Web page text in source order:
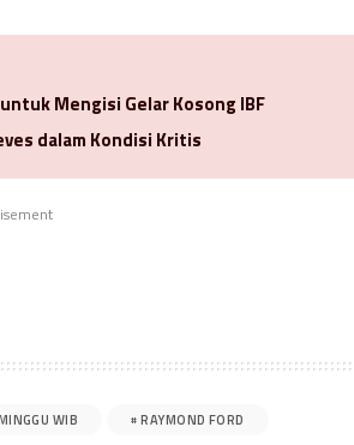
Mengisi Gelar Kosong IBF
dalam Kondisi Kritis
WIB RAYMOND FORD